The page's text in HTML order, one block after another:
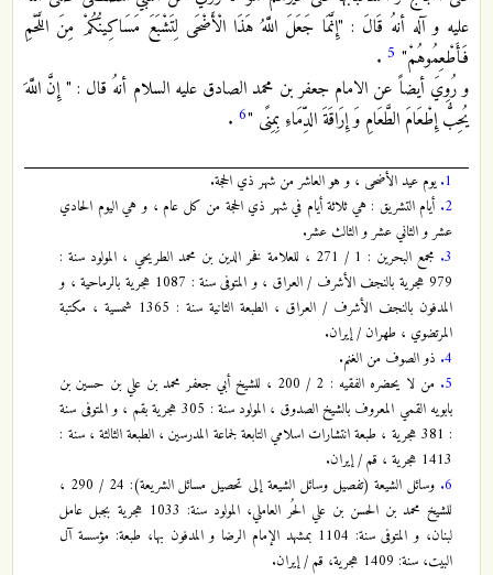
عليه و آله أنهُ قَالَ :‏ "إِنَّمَا جَعَلَ اللَّهُ هَذَا الْأَضْحَى لِتَشْبَعَ‏ مَسَاكِينُكُمْ‏ مِنَ اللَّحْمِ
فَأَطْعِمُوهُمْ‏" 5
.
و رُوِيَ أيضاً عن الامام جعفر بن محمد الصادق عليه السلام أنهُ قال : " إِنَّ اللَّهَ
يُحِبُّ إِطْعَامَ الطَّعَامِ وَ إِرَاقَةَ الدِّمَاءِ بِمِنًى "6
.
1. يوم عيد الأضحى ، و هو العاشر من شهر ذي الحجة.
2. أيام التشريق : هي ثلاثة أيام في شهر ذي الحجة من كل عام ، و هي اليوم الحادي
عشر و الثاني عشر و الثالث عشر.
3.
مجمع البحرين : 1 / 271 ، للعلامة فخر الدين بن محمد الطريحي ، المولود سنة :
979 هجرية بالنجف الأشرف / العراق ، و المتوفى سنة : 1087 هجرية بالرماحية ، و
المدفون بالنجف الأشرف / العراق ، الطبعة الثانية سنة : 1365 شمسية ، مكتبة
المرتضوي ، طهران / إيران.
4. ذو الصوف من الغنم.
5.
من لا يحضره الفقيه : 2 / 200 ، للشيخ أبي جعفر محمد بن علي بن حسين بن
بابويه القمي المعروف بالشيخ الصدوق ، المولود سنة : 305 هجرية بقم ، و المتوفى سنة
: 381 هجرية ، طبعة انتشارات اسلامي التابعة لجماعة المدرسين ، الطبعة الثالثة ، سنة :
1413 هجرية ، قم / إيران.
6.
وسائل الشيعة (تفصيل وسائل الشيعة إلى تحصيل مسائل الشريعة): 24 / 290 ،
للشيخ محمد بن الحسن بن علي الحُر العاملي، المولود سنة: 1033 هجرية بجبل عامل
لبنان، و المتوفى سنة: 1104 بمشهد الإمام الرضا و المدفون بها، طبعة: مؤسسة آل
البيت، سنة: 1409 هجرية، قم / إيران.